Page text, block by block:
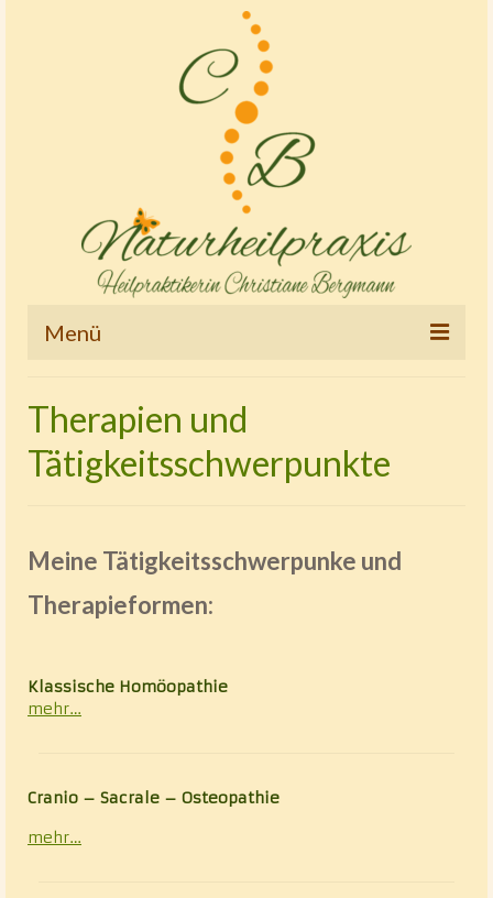
Menü
Therapien und Tätigkeitsschwerpunkte
Osteopathie – Kinderostheopathie
Cranio – Sacrale – Osteopathie
Rhythmisch-energetische Wirbelsäulen- und
Chakrablütenessenzentherapie
Therapien und
Tätigkeitsschwerpunkte
Meine Tätigkeitsschwerpunke und
Therapieformen:
Klassische Homöopathie
mehr…
Cranio – Sacrale – Osteopathie
mehr…